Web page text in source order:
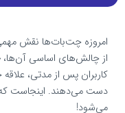
امروزه چت‌بات‌ها نقش مهمی
از چالش‌های اساسی آن‌ها،
کاربران پس از مدتی،
دست می‌دهند. اینجاست
می‌شود!